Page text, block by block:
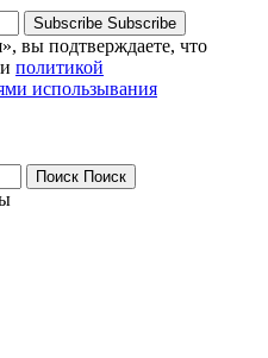
Subscribe Subscribe
вы подтверждаете, что
политикой
использывания
Поиск Поиск